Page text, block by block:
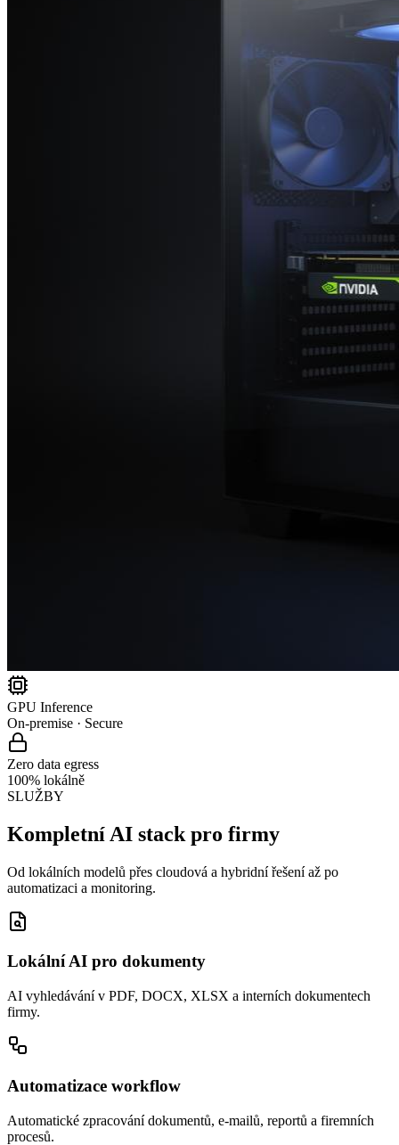
GPU Inference
On-premise · Secure
Zero data egress
100% lokálně
SLUŽBY
Kompletní AI stack pro firmy
Od lokálních modelů přes cloudová a hybridní řešení až po
automatizaci a monitoring.
Lokální AI pro dokumenty
AI vyhledávání v PDF, DOCX, XLSX a interních dokumentech
firmy.
Automatizace workflow
Automatické zpracování dokumentů, e-mailů, reportů a firemních
procesů.